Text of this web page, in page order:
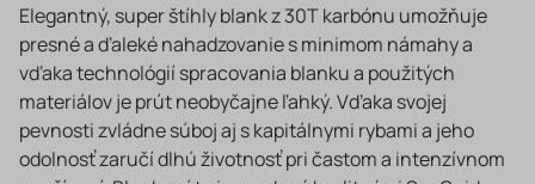
Elegantný, super štíhly blank z 30T karbónu umožňuje
presné a ďaleké nahadzovanie s minimom námahy a
vďaka technológií spracovania blanku a použitých
materiálov je prút neobyčajne ľahký. Vďaka svojej
pevnosti zvládne súboj aj s kapitálnymi rybami a jeho
odolnosť zaručí dlhú životnosť pri častom a intenzívnom